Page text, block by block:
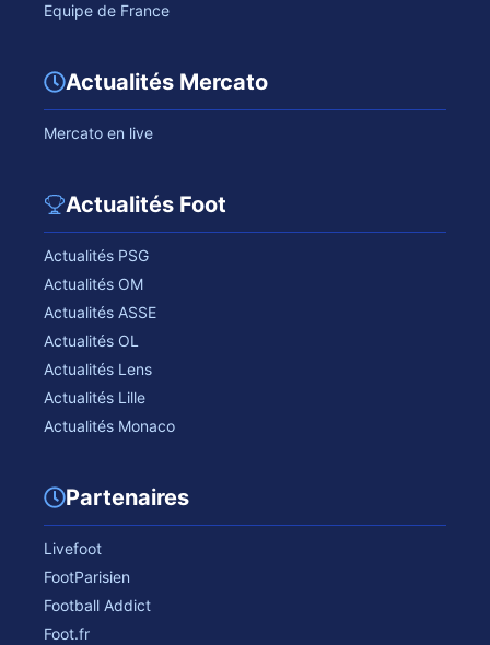
Equipe de France
Actualités Mercato
Mercato en live
Actualités Foot
Actualités PSG
Actualités OM
Actualités ASSE
Actualités OL
Actualités Lens
Actualités Lille
Actualités Monaco
Partenaires
Livefoot
FootParisien
Football Addict
Foot.fr